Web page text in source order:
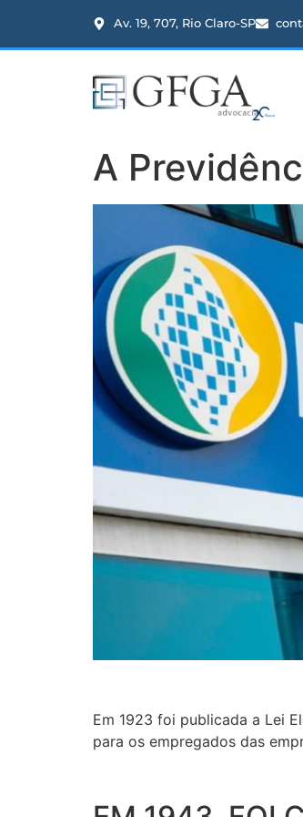
Av. 19, 707, Rio Claro-SP
A
Em 1923 foi publicada a Lei
para os empregados das